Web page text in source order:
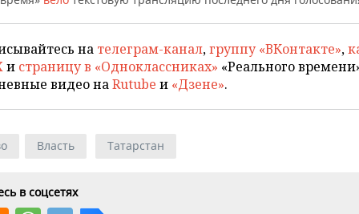
на телеграм-канал,группу «ВКонтакте»,
и страницу в «Одноклассниках» «Реального
видео наRutube и «Дзене».
Власть Татарстан
в соцсетях